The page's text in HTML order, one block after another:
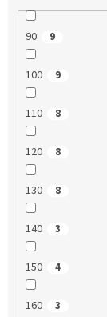
90 9
100 9
110 8
120 8
130 8
140 3
150 4
160 3